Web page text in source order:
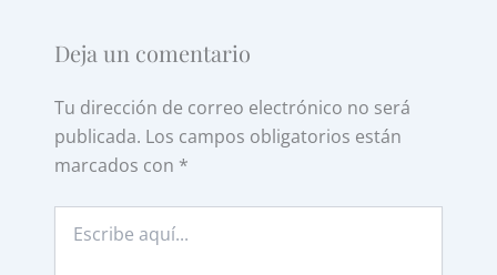
Deja un comentario
Tu dirección de correo electrónico no será
publicada. Los campos obligatorios están
marcados con *
aquí...